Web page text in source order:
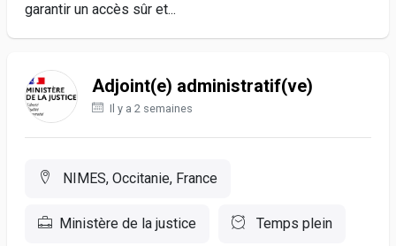
garantir un accès sûr et...
Adjoint(e) administratif(ve)
Il y a 2 semaines
NIMES, Occitanie, France
Ministère de la justice Temps plein